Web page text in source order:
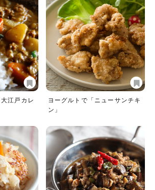
江戸カレ
ヨーグルトで「ニューサンチキ
ン」